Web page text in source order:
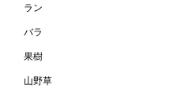
ラン
バラ
果樹
山野草